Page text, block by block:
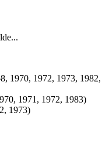
1970, 1972, 1973, 1982,
1971, 1972, 1983)
1973)